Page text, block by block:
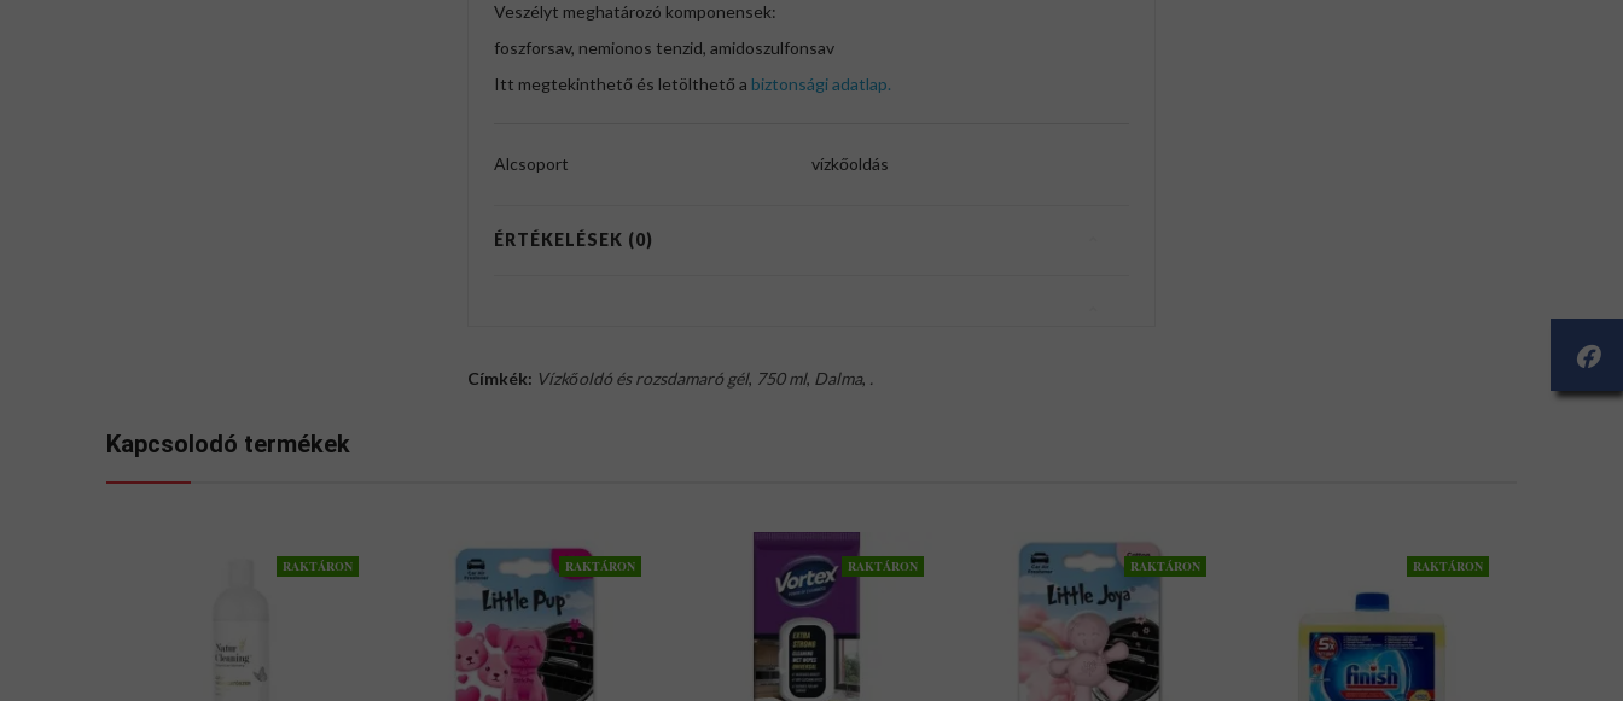
Veszélyt meghatározó komponensek:
foszforsav, nemionos tenzid, amidoszulfonsav
Itt megtekinthető és letölthető a biztonsági adatlap.
Alcsoport vízkőoldás
ÉRTÉKELÉSEK (0)
Címkék: Vízkőoldó és rozsdamaró gél, 750 ml, Dalma, .
Kapcsolodó termékek
RAKTÁRON RAKTÁRON RAKTÁRON RAKTÁRON RAKTÁRON